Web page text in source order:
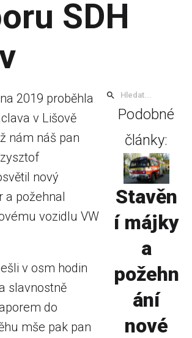
SDH
2019 proběhla
v Lišově
nám náš pan
nový
a požehnal
vozidlu VW
v osm hodin
slavnostně
do
mše pak pan
Podobné
články:
Stavěn
í májky
a
požehn
ání
nové